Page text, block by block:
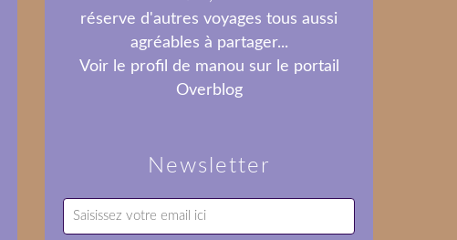
Newsletter
réserve d'autres voyages tous aussi
agréables à partager...
Voir le profil de manou sur le portail
Overblog